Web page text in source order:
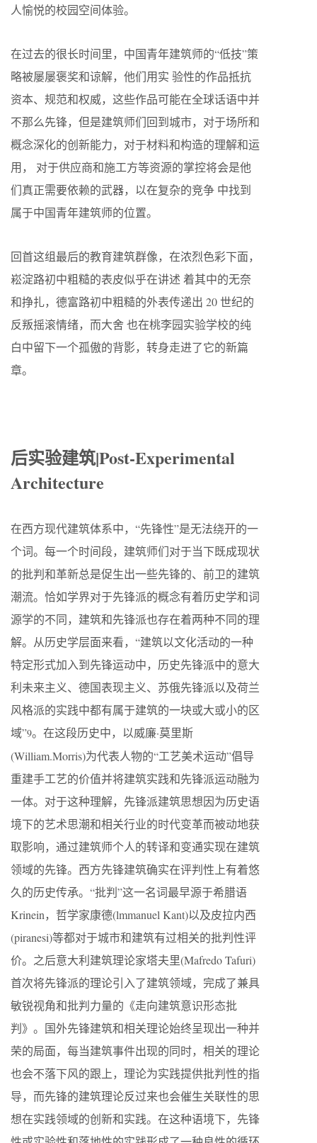
人愉悦的校园空间体验。
在过去的很长时间里，中国青年建筑师的“低技”策
略被屡屡褒奖和谅解，他们用实 验性的作品抵抗
资本、规范和权威，这些作品可能在全球话语中并
不那么先锋，但是建筑师们回到城市，对于场所和
概念深化的创新能力，对于材料和构造的理解和运
用， 对于供应商和施工方等资源的掌控将会是他
们真正需要依赖的武器，以在复杂的竞争 中找到
属于中国青年建筑师的位置。
回首这组最后的教育建筑群像，在浓烈色彩下面，
崧淀路初中粗糙的表皮似乎在讲述 着其中的无奈
和挣扎，德富路初中粗糙的外表传递出 20 世纪的
反叛摇滚情绪，而大舍 也在桃李园实验学校的纯
白中留下一个孤傲的背影，转身走进了它的新篇
章。
后实验建筑|Post-Experimental
Architecture
在西方现代建筑体系中，“先锋性”是无法绕开的一
个词。每一个时间段，建筑师们对于当下既成现状
的批判和革新总是促生出一些先锋的、前卫的建筑
潮流。恰如学界对于先锋派的概念有着历史学和词
源学的不同，建筑和先锋派也存在着两种不同的理
解。从历史学层面来看，“建筑以文化活动的一种
特定形式加入到先锋运动中，历史先锋派中的意大
利未来主义、德国表现主义、苏俄先锋派以及荷兰
风格派的实践中都有属于建筑的一块或大或小的区
域”9。在这段历史中，以威廉·莫里斯
(William.Morris)为代表人物的“工艺美术运动”倡导
重建手工艺的价值并将建筑实践和先锋派运动融为
一体。对于这种理解，先锋派建筑思想因为历史语
境下的艺术思潮和相关行业的时代变革而被动地获
取影响，通过建筑师个人的转译和变通实现在建筑
领域的先锋。西方先锋建筑确实在评判性上有着悠
久的历史传承。“批判”这一名词最早源于希腊语
Krinein，哲学家康德(lmmanuel Kant)以及皮拉内西
(piranesi)等都对于城市和建筑有过相关的批判性评
价。之后意大利建筑理论家塔夫里(Mafredo Tafuri)
首次将先锋派的理论引入了建筑领域，完成了兼具
敏锐视角和批判力量的《走向建筑意识形态批
判》。国外先锋建筑和相关理论始终呈现出一种并
荣的局面，每当建筑事件出现的同时，相关的理论
也会不落下风的跟上，理论为实践提供批判性的指
导，而先锋的建筑理论反过来也会催生关联性的思
想在实践领域的创新和实践。在这种语境下，先锋